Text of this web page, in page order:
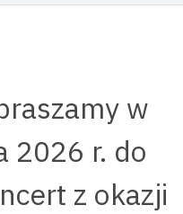
w
2026 r. do
z okazji